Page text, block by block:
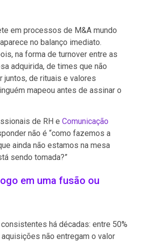
em processos de M&A mundo
no balanço imediato.
na forma de turnover entre as
adquirida, de times que não
juntos, de rituais e valores
mapeou antes de assinar o
de RH e Comunicação
não é “como fazemos a
ainda não estamos na mesa
sendo tomada?”
em uma fusão ou
há décadas: entre 50%
não entregam o valor